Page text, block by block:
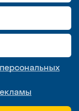
персональных